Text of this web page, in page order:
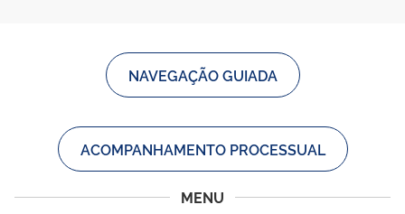
NAVEGAÇÃO GUIADA
ACOMPANHAMENTO PROCESSUAL
MENU